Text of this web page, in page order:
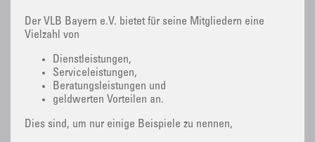
Der VLB Bayern e.V. bietet für seine Mitgliedern eine
Vielzahl von
Dienstleistungen,
Serviceleistungen,
Beratungsleistungen und
geldwerten Vorteilen an.
Dies sind, um nur einige Beispiele zu nennen,